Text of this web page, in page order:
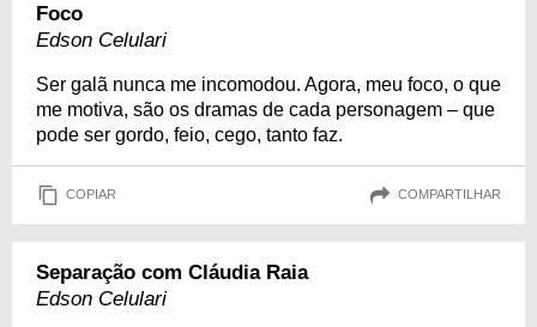
Foco
Edson Celulari
Ser galã nunca me incomodou. Agora, meu foco, o que
me motiva, são os dramas de cada personagem – que
pode ser gordo, feio, cego, tanto faz.
COPIAR COMPARTILHAR
Separação com Cláudia Raia
Edson Celulari